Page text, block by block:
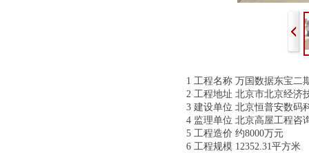
1 工程名称 万国数据东宝二
2 工程地址 北京市北京经济
3 建设单位 北京恒普安数码
4 监理单位 北京高屋工程咨
5 工程造价 约8000万元
6 工程规模 12352.31平方米